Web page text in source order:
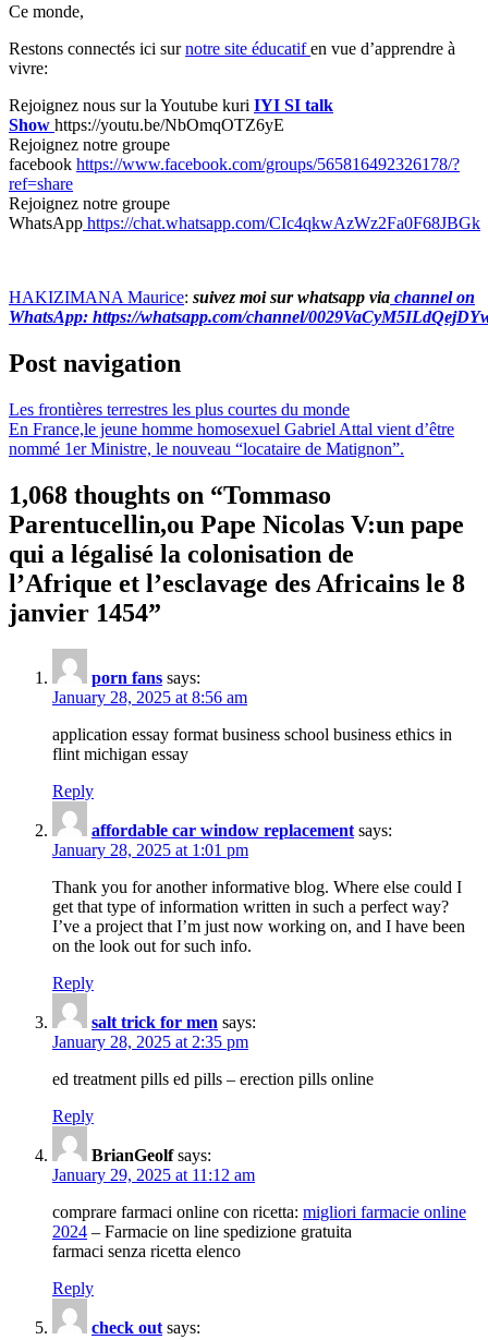
Ce monde,
Restons connectés ici surnotre site éducatifen vue d’apprendre à
vivre:
Rejoignez nous sur la Youtube kuri IYI SI talk
Show https://youtu.be/NbOmqOTZ6yE
Rejoignez notre groupe
facebook https://www.facebook.com/groups/565816492326178/?
ref=share
Rejoignez notre groupe
WhatsApp https://chat.whatsapp.com/CIc4qkwAzWz2Fa0F68JBGk
HAKIZIMANA Maurice: suivez moi sur whatsapp via channel on
WhatsApp: https://whatsapp.com/channel/
Post navigation
Les frontières terrestres les plus courtes du monde
En France,le jeune homme homosexuel Gabriel Attal vient d’être
nommé 1er Ministre, le nouveau “locataire de Matignon”.
1,068 thoughts on “Tommaso
Parentucellin,ou Pape Nicolas V:un pape
qui a légalisé la colonisation de
l’Afrique et l’esclavage des Africains le 8
janvier 1454”
porn fans says:
January 28, 2025 at 8:56 am
application essay format business school business ethics in
flint michigan essay
Reply
affordable car window replacement says:
January 28, 2025 at 1:01 pm
Thank you for another informative blog. Where else could I
get that type of information written in such a perfect way?
I’ve a project that I’m just now working on, and I have been
on the look out for such info.
Reply
salt trick for men says:
January 28, 2025 at 2:35 pm
ed treatment pills ed pills – erection pills online
Reply
BrianGeolf says:
January 29, 2025 at 11:12 am
comprare farmaci online con ricetta: migliori farmacie online
2024 – Farmacie on line spedizione gratuita
farmaci senza ricetta elenco
Reply
check out says: